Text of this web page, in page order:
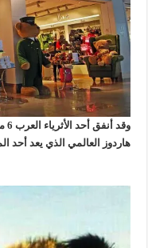
هاردوز العالمي الذي يعد أحد